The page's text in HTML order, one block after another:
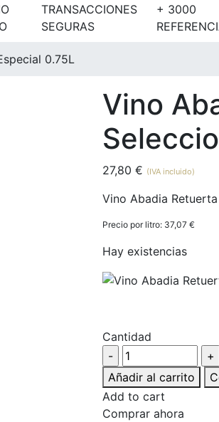
TRANSACCIONES
SEGURAS
+ 3000
0.75L
Vino
27,80 € (IVA incluido)
Vino Abadia
Precio por litro: 37,07 €
Hay existencias
Cantidad
Añadir al carrito
Add to cart
Comprar ahora